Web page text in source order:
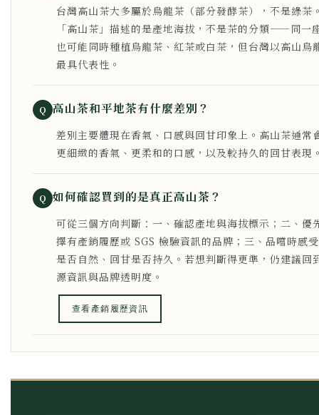
台灣高山茶大多屬於烏龍茶（部分發酵茶），不是綠茶
「高山茶」描述的是產地海拔，不是茶的分類——同一
也可能同時種植烏龍茶、紅茶或白茶，但台灣以高山烏
最具代表性。
Q 高山茶和平地茶有什麼差別？
差別主要體現在香氣、口感與回甘印象上。高山茶通常
更細緻的香氣、更柔和的口感，以及較持久的回甘表現
Q 如何確認買到的是真正高山茶？
可從三個方向判斷：一、確認產地與海拔標示；二、優
擇有產銷履歷或 SGS 檢驗資訊的品牌；三、品嚐時感
是否自然、回甘是否持久。若想判斷得更準，仍建議回
源資訊與品牌透明度。
查看產銷履歷資訊